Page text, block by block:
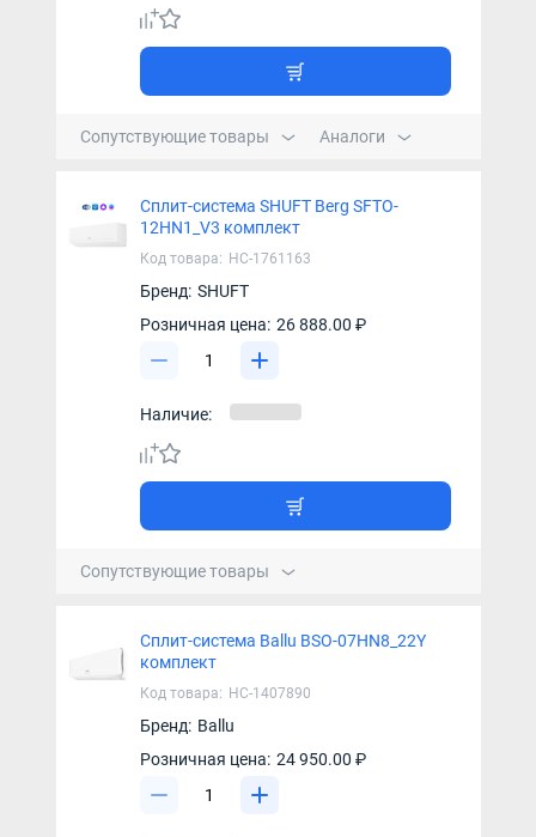
Сопутствующие товары Аналоги
Сплит-система SHUFT Berg SFTO-
12HN1_V3 комплект
Код товара: НС-1761163
Бренд: SHUFT
Розничная цена: 26 888.00 ₽
Наличие:
Сопутствующие товары
Сплит-система Ballu BSO-07HN8_22Y
комплект
Код товара: НС-1407890
Бренд: Ballu
Розничная цена: 24 950.00 ₽